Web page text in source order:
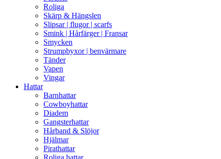
Roliga
Skärp & Hängslen
Slipsar | flugor | scarfs
Smink | Hårfärger | Fransar
Smycken
Strumpbyxor | benvärmare
Tänder
Vapen
Vingar
Hattar
Barnhattar
Cowboyhattar
Diadem
Gangsterhattar
Hårband & Slöjor
Hjälmar
Pirathattar
Roliga hattar